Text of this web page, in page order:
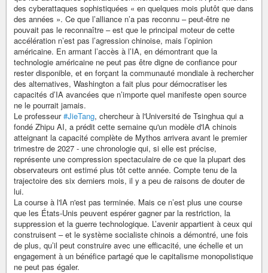
des cyberattaques sophistiquées « en quelques mois plutôt que dans
des années ». Ce que l’alliance n’a pas reconnu – peut-être ne
pouvait pas le reconnaître – est que le principal moteur de cette
accélération n’est pas l’agression chinoise, mais l’opinion
américaine. En armant l’accès à l’IA, en démontrant que la
technologie américaine ne peut pas être digne de confiance pour
rester disponible, et en forçant la communauté mondiale à rechercher
des alternatives, Washington a fait plus pour démocratiser les
capacités d’IA avancées que n’importe quel manifeste open source
ne le pourrait jamais.
Le professeur#JieTang, chercheur à l'Université de Tsinghua qui a
fondé Zhipu AI, a prédit cette semaine qu'un modèle d'IA chinois
atteignant la capacité complète de Mythos arrivera avant le premier
trimestre de 2027 - une chronologie qui, si elle est précise,
représente une compression spectaculaire de ce que la plupart des
observateurs ont estimé plus tôt cette année. Compte tenu de la
trajectoire des six derniers mois, il y a peu de raisons de douter de
lui.
La course à l'IA n'est pas terminée. Mais ce n’est plus une course
que les États-Unis peuvent espérer gagner par la restriction, la
suppression et la guerre technologique. L’avenir appartient à ceux qui
construisent – et le système socialiste chinois a démontré, une fois
de plus, qu’il peut construire avec une efficacité, une échelle et un
engagement à un bénéfice partagé que le capitalisme monopolistique
ne peut pas égaler.